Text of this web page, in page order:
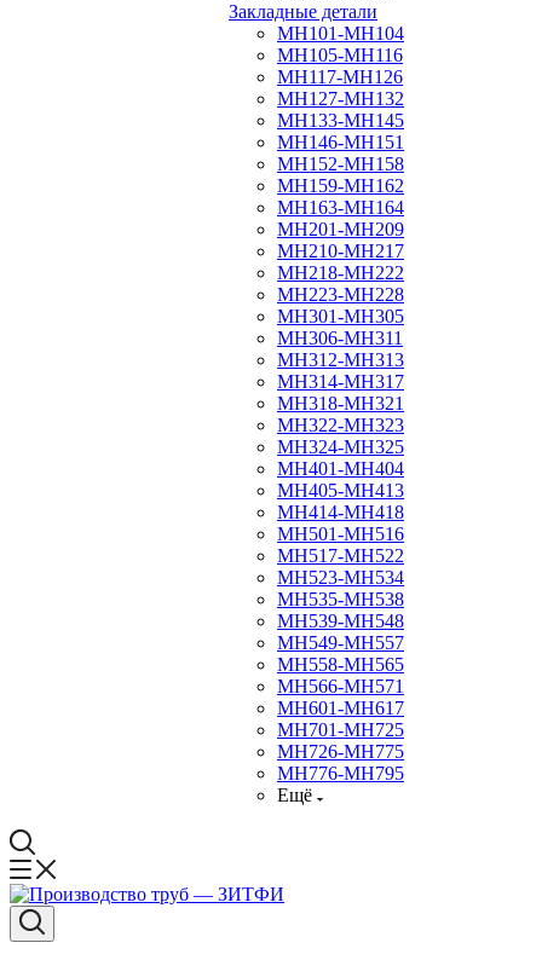
Закладные детали
МН101-МН104
МН105-МН116
МН117-МН126
МН127-МН132
МН133-МН145
МН146-МН151
МН152-МН158
МН159-МН162
МН163-МН164
МН201-МН209
МН210-МН217
МН218-МН222
МН223-МН228
МН301-МН305
МН306-МН311
МН312-МН313
МН314-МН317
МН318-МН321
МН322-МН323
МН324-МН325
МН401-МН404
МН405-МН413
МН414-МН418
МН501-МН516
МН517-МН522
МН523-МН534
МН535-МН538
МН539-МН548
МН549-МН557
МН558-МН565
МН566-МН571
МН601-МН617
МН701-МН725
МН726-МН775
МН776-МН795
Ещё